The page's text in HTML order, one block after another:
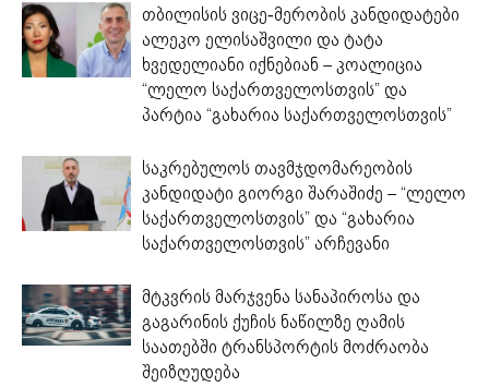
თბილისის ვიცე-მერობის კანდიდატები
ალეკო ელისაშვილი და ტატა
ხვედელიანი იქნებიან – კოალიცია
“ლელო საქართველოსთვის” და
პარტია “გახარია საქართველოსთვის”
საკრებულოს თავმჯდომარეობის
კანდიდატი გიორგი შარაშიძე – “ლელო
საქართველოსთვის” და “გახარია
საქართველოსთვის” არჩევანი
მტკვრის მარჯვენა სანაპიროსა და
გაგარინის ქუჩის ნაწილზე ღამის
საათებში ტრანსპორტის მოძრაობა
შეიზღუდება